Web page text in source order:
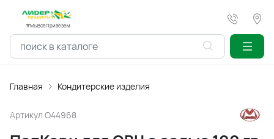
#МыВсёПривезем
Главная Кондитерские изделия
Артикул O44968